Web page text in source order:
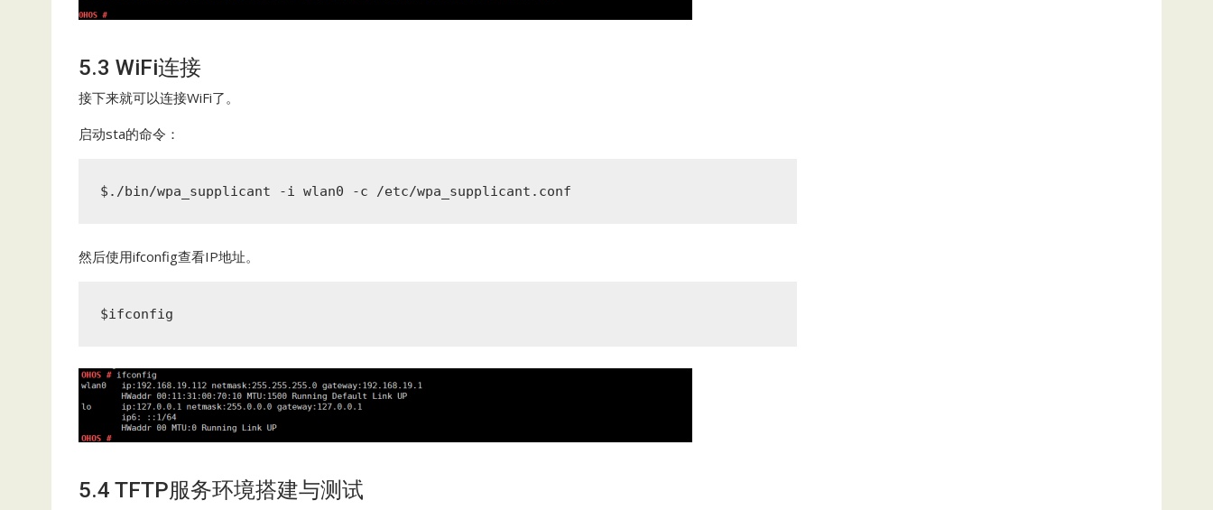
5.3 WiFi连接
接下来就可以连接WiFi了。
启动sta的命令：
$./bin/wpa_supplicant -i wlan0 -c /etc/wpa_supplicant.conf
然后使用ifconfig查看IP地址。
$ifconfig
5.4 TFTP服务环境搭建与测试